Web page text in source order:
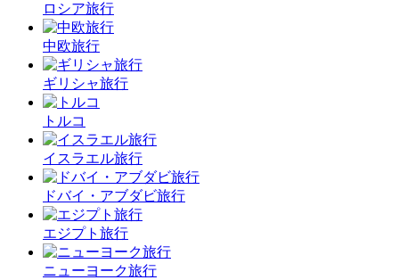
ロシア旅行
中欧旅行
ギリシャ旅行
トルコ
イスラエル旅行
ドバイ・アブダビ旅行
エジプト旅行
ニューヨーク旅行